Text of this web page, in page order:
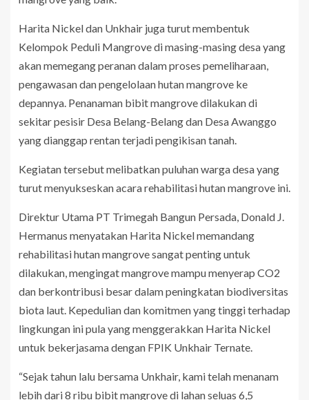
Harita Nickel dan Unkhair juga turut membentuk
Kelompok Peduli Mangrove di masing-masing desa yang
akan memegang peranan dalam proses pemeliharaan,
pengawasan dan pengelolaan hutan mangrove ke
depannya. Penanaman bibit mangrove dilakukan di
sekitar pesisir Desa Belang-Belang dan Desa Awanggo
yang dianggap rentan terjadi pengikisan tanah.
Kegiatan tersebut melibatkan puluhan warga desa yang
turut menyukseskan acara rehabilitasi hutan mangrove ini.
Direktur Utama PT Trimegah Bangun Persada, Donald J.
Hermanus menyatakan Harita Nickel memandang
rehabilitasi hutan mangrove sangat penting untuk
dilakukan, mengingat mangrove mampu menyerap CO2
dan berkontribusi besar dalam peningkatan biodiversitas
biota laut. Kepedulian dan komitmen yang tinggi terhadap
lingkungan ini pula yang menggerakkan Harita Nickel
untuk bekerjasama dengan FPIK Unkhair Ternate.
“Sejak tahun lalu bersama Unkhair, kami telah menanam
lebih dari 8 ribu bibit mangrove di lahan seluas 6,5